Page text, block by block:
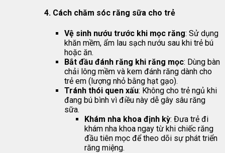
4. Cách chăm sóc răng sữa cho trẻ
Vệ sinh nướu trước khi mọc răng: Sử dụng
khăn mềm, ẩm lau sạch nướu sau khi trẻ bú
hoặc ăn.
Bắt đầu đánh răng khi răng mọc: Dùng bàn
chải lông mềm và kem đánh răng dành cho
trẻ em (lượng nhỏ bằng hạt gạo).
Tránh thói quen xấu: Không cho trẻ ngủ khi
đang bú bình vì điều này dễ gây sâu răng
sữa.
Khám nha khoa định kỳ: Đưa trẻ đi
khám nha khoa ngay từ khi chiếc răng
đầu tiên mọc để theo dõi sự phát triển
răng miệng.